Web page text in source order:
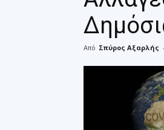
Από Σπύρος Αξαρλής -